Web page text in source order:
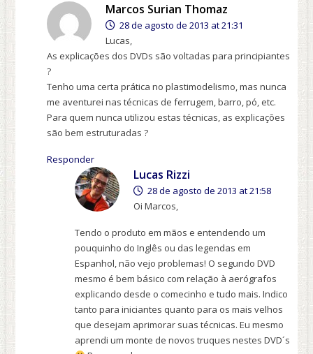
Marcos Surian Thomaz
28 de agosto de 2013 at 21:31
Lucas,
As explicações dos DVDs são voltadas para principiantes
?
Tenho uma certa prática no plastimodelismo, mas nunca
me aventurei nas técnicas de ferrugem, barro, pó, etc.
Para quem nunca utilizou estas técnicas, as explicações
são bem estruturadas ?
Responder
Lucas Rizzi
28 de agosto de 2013 at 21:58
Oi Marcos,
Tendo o produto em mãos e entendendo um
pouquinho do Inglês ou das legendas em
Espanhol, não vejo problemas! O segundo DVD
mesmo é bem básico com relação à aerógrafos
explicando desde o comecinho e tudo mais. Indico
tanto para iniciantes quanto para os mais velhos
que desejam aprimorar suas técnicas. Eu mesmo
aprendi um monte de novos truques nestes DVD´s